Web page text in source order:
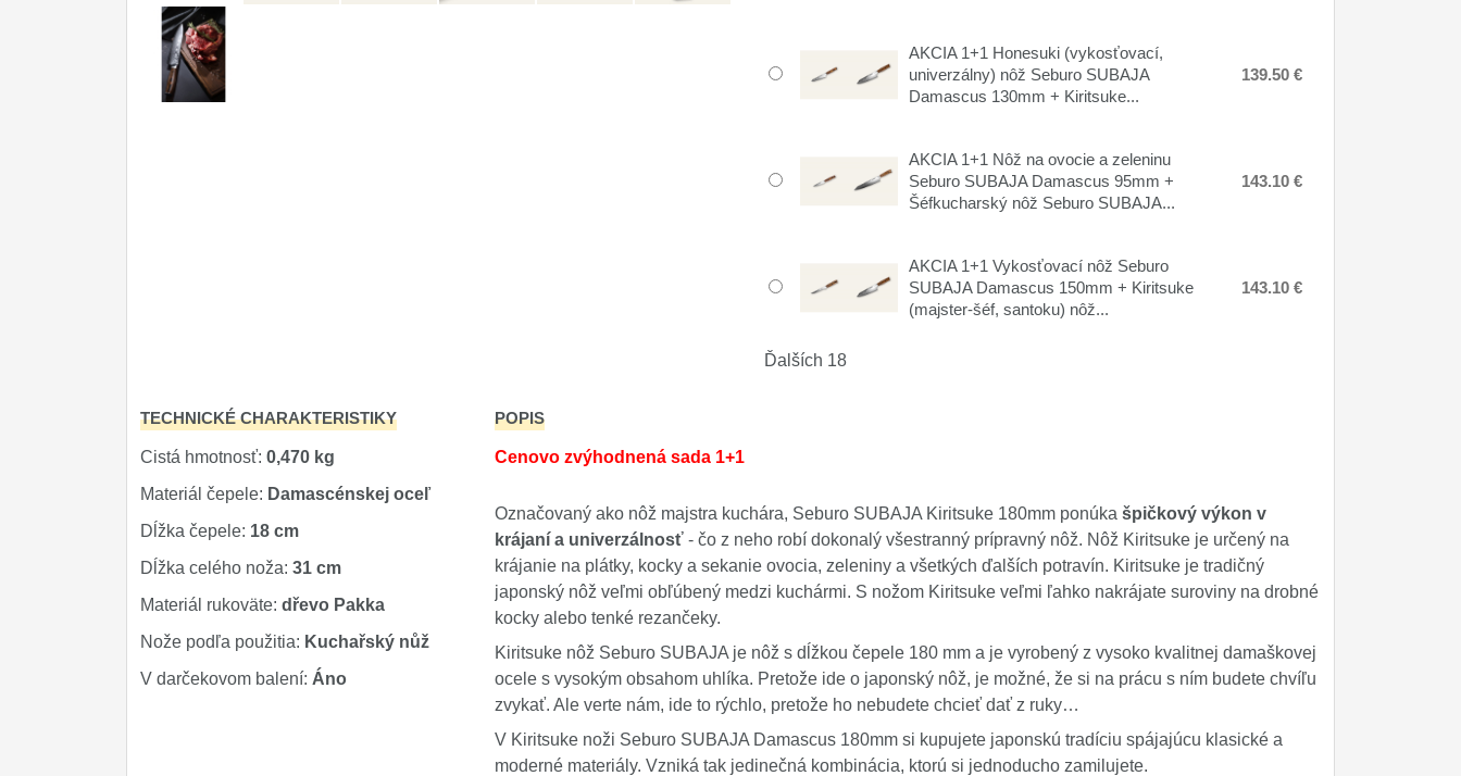
Nože Samura
Ostřiče nožů V-Sharp
Dopredaj
AKCIA 1+1 Honesuki (vykosťovací,
univerzálny) nôž Seburo SUBAJA
Damascus 130mm + Kiritsuke...
139.50 €
AKCIA 1+1 Nôž na ovocie a zeleninu
Seburo SUBAJA Damascus 95mm +
Šéfkucharský nôž Seburo SUBAJA...
143.10 €
AKCIA 1+1 Vykosťovací nôž Seburo
SUBAJA Damascus 150mm + Kiritsuke
(majster-šéf, santoku) nôž...
143.10 €
Ďalších 18
TECHNICKÉ CHARAKTERISTIKY
Cistá hmotnosť: 0,470 kg
Materiál čepele: Damascénskej oceľ
Dĺžka čepele: 18 cm
Dĺžka celého noža: 31 cm
Materiál rukoväte: dřevo Pakka
Nože podľa použitia: Kuchařský nůž
V darčekovom balení: Áno
POPIS
Cenovo zvýhodnená sada 1+1
Označovaný ako nôž majstra kuchára, Seburo SUBAJA Kiritsuke 180mm ponúka špičkový výkon v
krájaní a univerzálnosť- čo z neho robí dokonalý všestranný prípravný nôž. Nôž Kiritsuke je určený na
krájanie na plátky, kocky a sekanie ovocia, zeleniny a všetkých ďalších potravín. Kiritsuke je tradičný
japonský nôž veľmi obľúbený medzi kuchármi. S nožom Kiritsuke veľmi ľahko nakrájate suroviny na drobné
kocky alebo tenké rezančeky.
Kiritsuke nôž Seburo SUBAJA je nôž s dĺžkou čepele 180 mm a je vyrobený z vysoko kvalitnej damaškovej
ocele s vysokým obsahom uhlíka. Pretože ide o japonský nôž, je možné, že si na prácu s ním budete chvíľu
zvykať. Ale verte nám, ide to rýchlo, pretože ho nebudete chcieť dať z ruky…
V Kiritsuke noži Seburo SUBAJA Damascus 180mm si kupujete japonskú tradíciu spájajúcu klasické a
moderné materiály. Vzniká tak jedinečná kombinácia, ktorú si jednoducho zamilujete.